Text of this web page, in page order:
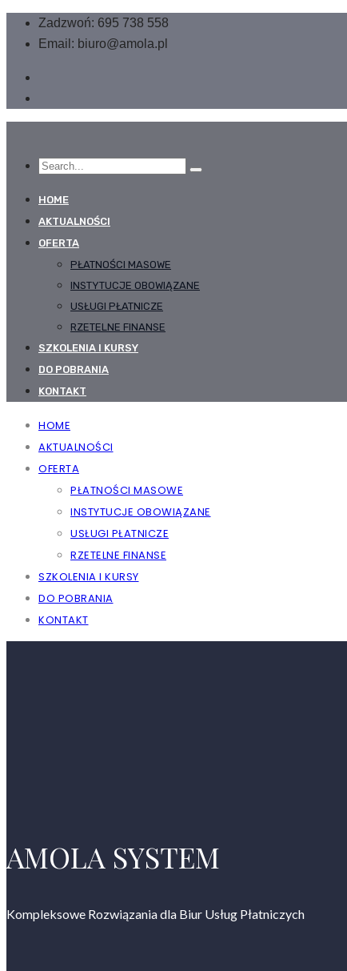
Zadzwoń: 695 738 558
Email: biuro@amola.pl
HOME
AKTUALNOŚCI
OFERTA
PŁATNOŚCI MASOWE
INSTYTUCJE OBOWIĄZANE
USŁUGI PŁATNICZE
RZETELNE FINANSE
SZKOLENIA I KURSY
DO POBRANIA
KONTAKT
HOME
AKTUALNOŚCI
OFERTA
PŁATNOŚCI MASOWE
INSTYTUCJE OBOWIĄZANE
USŁUGI PŁATNICZE
RZETELNE FINANSE
SZKOLENIA I KURSY
DO POBRANIA
KONTAKT
AMOLA SYSTEM
Kompleksowe Rozwiązania dla Biur Usług Płatniczych